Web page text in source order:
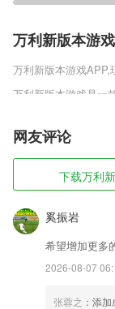
万利新版本游
万利新版本游戏APP,
万利新版本游戏是一
城市担任这里的市
秀的经营管理能力来
许多任务的考验来了
万利新版本游
1,可以养殖更加的科
2,强大的功能，根据
3,学习习惯，课堂习
4,在线创建社群,添
网友评论
下载万利
奚振岩
希望增加更多
2026-08-07
张蓉之 ：添